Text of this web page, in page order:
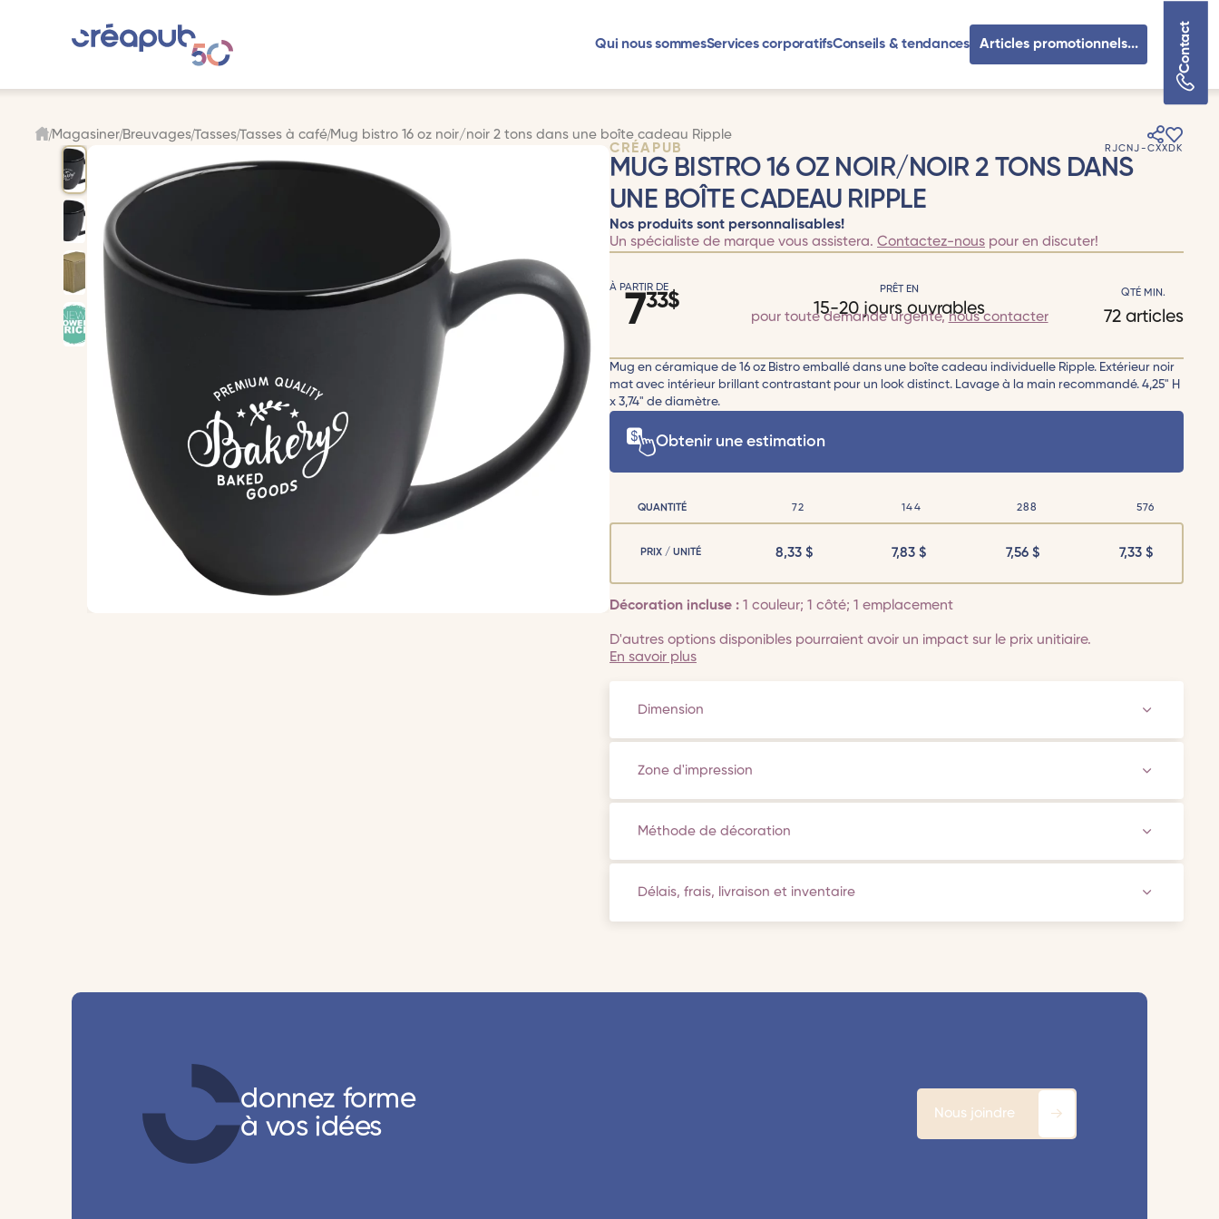
Qui nous sommesServices corporatifsConseils & tendances Contact
Articles promotionnels...
Magasiner Breuvages Tasses Tasses à café Mug bistro 16 oz noir/noir 2 tons dans une boîte cadeau Ripple
CRÉAPUB RJCNJ-CXXDK
MUG BISTRO 16 OZ NOIR/NOIR 2 TONS DANS
UNE BOÎTE CADEAU RIPPLE
Nos produits sont personnalisables!
Un spécialiste de marque vous assistera. Contactez-nous pour en discuter!
À PARTIR DE
733$
PRÊT EN
15-20 jours ouvrables
pour toute demande urgente,nous contacter
QTÉ MIN.
72 articles
Mug en céramique de 16 oz Bistro emballé dans une boîte cadeau individuelle Ripple. Extérieur noir
mat avec intérieur brillant contrastant pour un look distinct. Lavage à la main recommandé. 4,25" H
x 3,74" de diamètre.
Obtenir une estimation
QUANTITÉ 72 144 288 576
PRIX / UNITÉ 8,33 $ 7,83 $ 7,56 $ 7,33 $
Décoration incluse : 1 couleur; 1 côté; 1 emplacement
D'autres options disponibles pourraient avoir un impact sur le prix unitiaire.
En savoir plus
Dimension
Zone d'impression
Méthode de décoration
Délais, frais, livraison et inventaire
donnez forme
à vos idées
Nous joindre